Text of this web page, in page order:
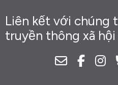
Liên kết với chúng
truyền thông xã hội
Newsletter